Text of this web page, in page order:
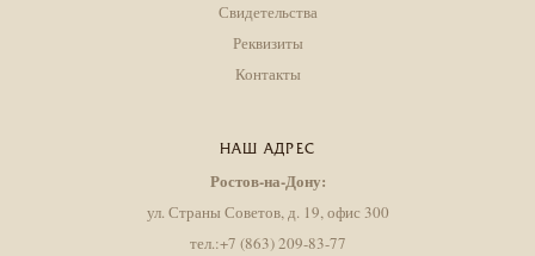
Свидетельства
Реквизиты
Контакты
НАШ АДРЕС
Ростов-на-Дону:
ул. Страны Советов, д. 19, офис 300
тел.:+7 (863) 209-83-77